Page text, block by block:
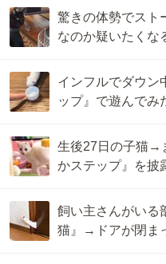
驚きの体勢でス
なのか疑いたくな
インフルでダウ
ップ』で遊んでみ
生後27日の子猫→
かステップ』を披
飼い主さんがいる
猫』→ドアが閉ま